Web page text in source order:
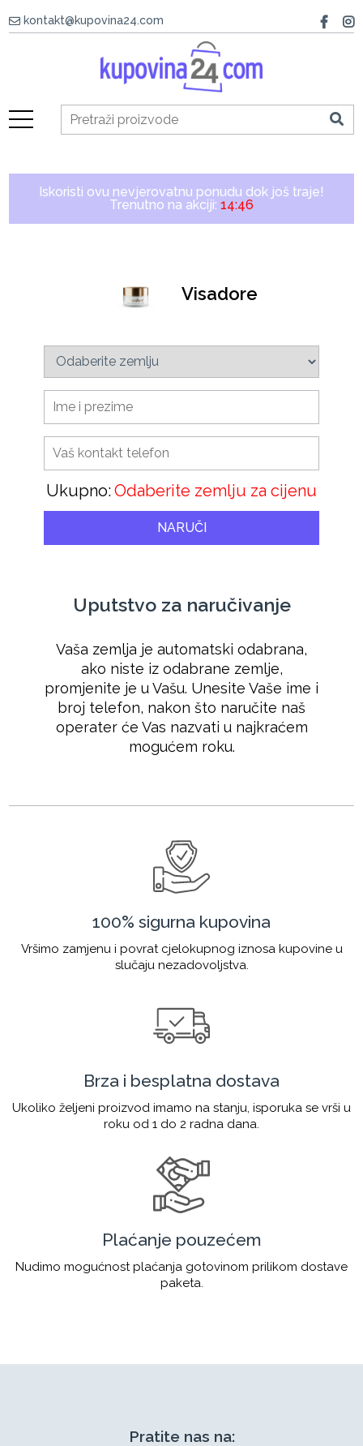
kontakt@kupovina24.com
Iskoristi ovu nevjerovatnu ponudu dok još traje!
Trenutno na akciji: 14:46
Visadore
Ukupno:Odaberite zemlju za cijenu
NARUČI
Uputstvo za naručivanje
Vaša zemlja je automatski odabrana,
ako niste iz odabrane zemlje,
promjenite je u Vašu. Unesite Vaše ime i
broj telefon, nakon što naručite naš
operater će Vas nazvati u najkraćem
mogućem roku.
100% sigurna kupovina
Vršimo zamjenu i povrat cjelokupnog iznosa kupovine u
slučaju nezadovoljstva.
Brza i besplatna dostava
Ukoliko željeni proizvod imamo na stanju, isporuka se vrši u
roku od 1 do 2 radna dana.
Plaćanje pouzećem
Nudimo mogućnost plaćanja gotovinom prilikom dostave
paketa.
Pratite nas na: